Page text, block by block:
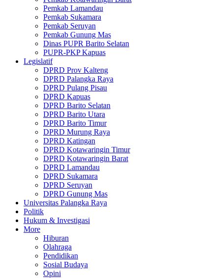
Pemkab Lamandau
Pemkab Sukamara
Pemkab Seruyan
Pemkab Gunung Mas
Dinas PUPR Barito Selatan
PUPR-PKP Kapuas
Legislatif
DPRD Prov Kalteng
DPRD Palangka Raya
DPRD Pulang Pisau
DPRD Kapuas
DPRD Barito Selatan
DPRD Barito Utara
DPRD Barito Timur
DPRD Murung Raya
DPRD Katingan
DPRD Kotawaringin Timur
DPRD Kotawaringin Barat
DPRD Lamandau
DPRD Sukamara
DPRD Seruyan
DPRD Gunung Mas
Universitas Palangka Raya
Politik
Hukum & Investigasi
More
Hiburan
Olahraga
Pendidikan
Sosial Budaya
Opini